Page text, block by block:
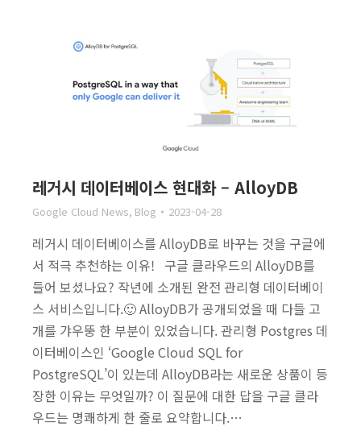
레거시 데이터베이스 현대화 – AlloyDB
Google Cloud News, Blog 2023-04-28
레거시 데이터베이스를 AlloyDB로 바꾸는 것을 구글에
서 적극 추천하는 이유! 구글 클라우드의 AlloyDB를
들어 보셨나요? 작년에 소개된 완전 관리형 데이터베이
스 서비스입니다.🙂 AlloyDB가 공개되었을 때 다들 고
개를 갸우뚱 한 부분이 있었습니다. 관리형 Postgres 데
이터베이스인 ‘Google Cloud SQL for
PostgreSQL’이 있는데 AlloyDB라는 새로운 상품이 등
장한 이유는 무엇일까? 이 질문에 대한 답을 구글 클라
우드는 명쾌하게 한 줄로 요약합니다.…